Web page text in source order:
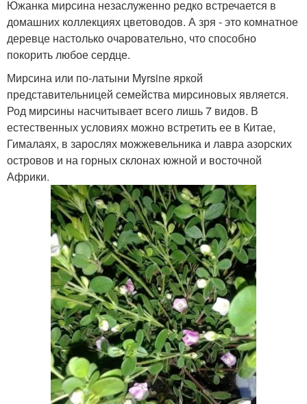
Южанка мирсина незаслуженно редко встречается в
домашних коллекциях цветоводов. А зря - это комнатное
деревце настолько очаровательно, что способно
покорить любое сердце.
Мирсина или по-латыни Myrsine яркой
представительницей семейства мирсиновых является.
Род мирсины насчитывает всего лишь 7 видов. В
естественных условиях можно встретить ее в Китае,
Гималаях, в зарослях можжевельника и лавра азорских
островов и на горных склонах южной и восточной
Африки.